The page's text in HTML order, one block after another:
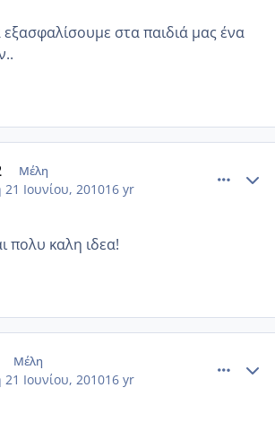
στα παιδιά μας ένα
Μέλη
21 Ιουνίου, 201016 yr
πολυ καλη ιδεα!
Μέλη
21 Ιουνίου, 201016 yr